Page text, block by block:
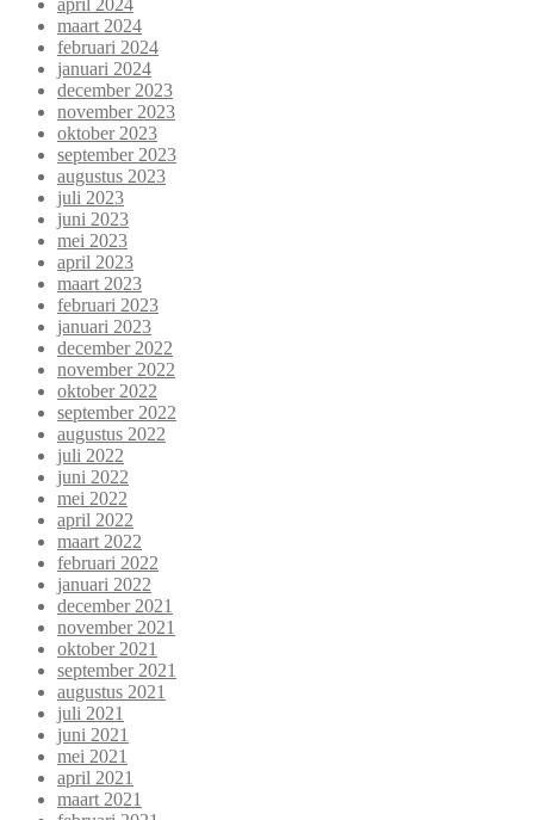
maart 2024
februari 2024
januari 2024
december 2023
november 2023
oktober 2023
september 2023
augustus 2023
juli 2023
juni 2023
mei 2023
april 2023
maart 2023
februari 2023
januari 2023
december 2022
november 2022
oktober 2022
september 2022
augustus 2022
juli 2022
juni 2022
mei 2022
april 2022
maart 2022
februari 2022
januari 2022
december 2021
november 2021
oktober 2021
september 2021
augustus 2021
juli 2021
juni 2021
mei 2021
april 2021
maart 2021